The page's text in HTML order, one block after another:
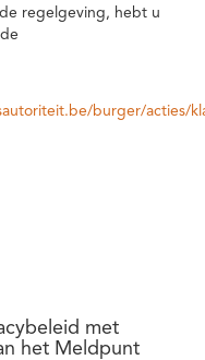
regelgeving, hebt u
burger/acties/
met
het Meldpunt